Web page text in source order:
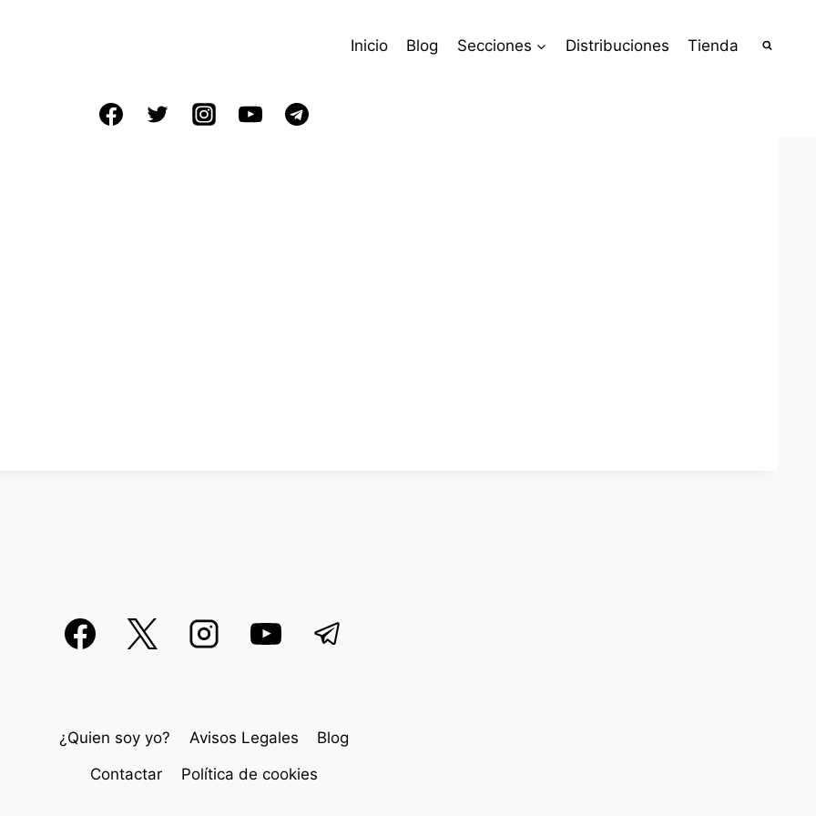
Inicio Blog Secciones Distribuciones Tienda
¿Quien soy yo? Avisos Legales Blog
Contactar Política de cookies